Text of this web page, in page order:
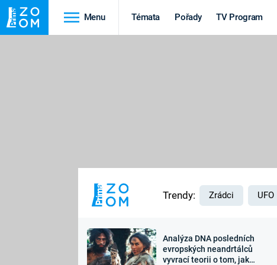
Menu Témata Pořady TV Program
Výročí
Trendy: Zrádci UFO
Analýza DNA posledních
evropských neandrtálců
vyvrací teorii o tom, jak